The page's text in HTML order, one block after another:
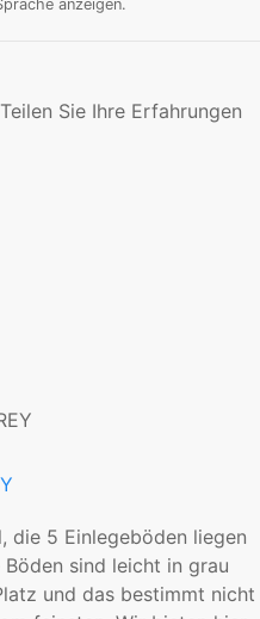
anzeigen.
Sie Ihre Erfahrungen
die 5 Einlegeböden liegen
sind leicht in grau
und das bestimmt nicht